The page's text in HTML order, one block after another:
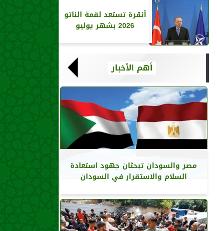
أنقرة تستعد لقمة الناتو
2026 بشهر يوليو
أهم الأخبار
مصر والسودان تبحثان جهود استعادة
السلام والاستقرار في السودان